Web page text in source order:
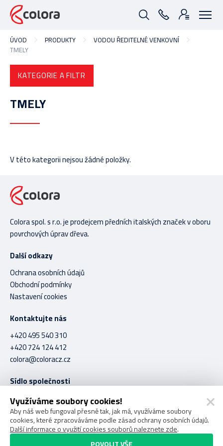
ÚVOD PRODUKTY
VODOU ŘEDITELNÉ VENKOVNÍ
TMELY
KATEGORIE A FILTR
TMELY
V této kategorii nejsou žádné položky.
Colora spol. s r.o. je prodejcem předních italských značek v oboru
povrchových úprav dřeva.
Další odkazy
Ochrana osobních údajů
Obchodní podmínky
Nastavení cookies
Kontaktujte nás
+420 495 540 310
+420 724 124 412
colora@coloracz.cz
Sídlo společnosti
C O L O R A spol. s r.o.
Stavební 1056
Hradec Králové 500 03
Využíváme soubory cookies!
Aby náš web fungoval přesně tak, jak má, využíváme soubory
cookies, které zpracováváme podle zásad ochrany osobních údajů.
Další informace o využití cookies souborů naleznete zde.